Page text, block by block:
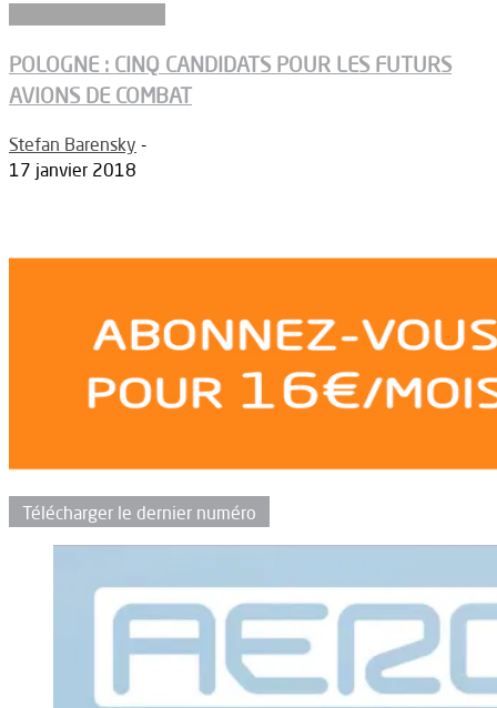
POLOGNE : CINQ CANDIDATS POUR LES FUTURS
AVIONS DE COMBAT
Stefan Barensky -
17 janvier 2018
Télécharger le dernier numéro